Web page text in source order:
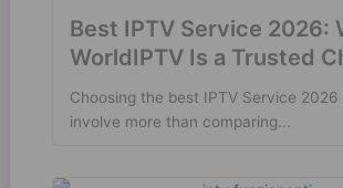
Best IPTV Service 2026:
WorldIPTV Is a Trusted
Choosing the best IPTV Service 2026
involve more than comparing...